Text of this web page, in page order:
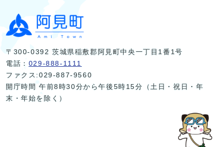
〒300-0392 茨城県稲敷郡阿見町中央一丁目1番1号
電話： 029-888-1111
ファクス:029-887-9560
開庁時間 午前8時30分から午後5時15分（土日・祝日・年
末・年始を除く）